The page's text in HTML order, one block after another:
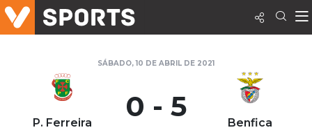
SÁBADO, 10 DE ABRIL DE 2021
P. Ferreira 0 - 5 Benfica